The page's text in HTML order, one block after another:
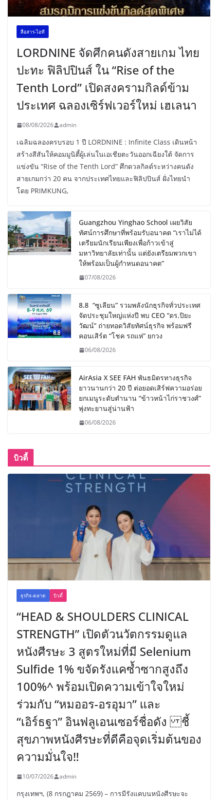
สื่อสาร-ไอที
LORDNINE จัดศึกคนดังสายเกม ไทย
ปะทะ ฟิลิปปินส์ ใน “Rise of the
Tenth Lord” เปิดสงครามกิลด์ข้าม
ประเทศ ฉลองเซิร์ฟเวอร์ใหม่ เฮเลนา
08/08/2026 admin
เฉลิมฉลองครบรอบ 1 ปี LORDNINE : Infinite Class เดินหน้า
สร้างสีสันให้คอมมูนิตี้ผู้เล่นในเอเชียตะวันออกเฉียงใต้ จัดการ
แข่งขัน “Rise of the Tenth Lord” ศึกดวลกิลด์ระหว่างคนดัง
สายเกมกว่า 20 คน จากประเทศไทยและฟิลิปปินส์ ฝั่งไทยนำ
โดย PRIMKUNG,
Guangzhou Yinghao School เผยวิสัย
ทัศน์การศึกษาที่พร้อมรับอนาคต “เราไม่ได้
เตรียมนักเรียนเพียงเพื่อก้าวเข้าสู่
มหาวิทยาลัยเท่านั้น แต่ยังเตรียมพวกเขา
ให้พร้อมเป็นผู้กำหนดอนาคต”
07/08/2026
8.8 “ซูเลียน” รวมพลังนักธุรกิจทั่วประเทศ
จัดประชุมใหญ่แห่งปี พบ CEO “ดร.ปิยะ
วัฒน์” ถ่ายทอดวิสัยทัศน์ธุรกิจ พร้อมฟรี
คอนเสิร์ต “โชค รถแห่” ยกวง
06/08/2026
AirAsia X SEE FAH พันธมิตรทางธุรกิจ
ยาวนานกว่า 20 ปี ต่อยอดเสิร์ฟความอร่อย
ยกเมนูระดับตำนาน “ข้าวหน้าไก่ราชวงศ์”
พุ่งทะยานสู่น่านฟ้า
06/08/2026
บิวตี้
ธุรกิจ-ตลาด บิวตี้
“HEAD & SHOULDERS CLINICAL
STRENGTH” เปิดตัวนวัตกรรมดูแล
หนังศีรษะ 3 สูตรใหม่ที่มี Selenium
Sulfide 1% ขจัดรังแคซ้ำซากสูงถึง
100%^ พร้อมเปิดความเข้าใจใหม่
ร่วมกับ “หมออร-อรอุมา” และ
“เอิร์ธฐา” อินฟลูเอนเซอร์ชื่อดัง ชี้
สุขภาพหนังศีรษะที่ดีคือจุดเริ่มต้นของ
ความมั่นใจ!!
10/07/2026 admin
กรุงเทพฯ, (8 กรกฎาคม 2569) – การมีรังแคบนหนังศีรษะจะ